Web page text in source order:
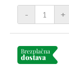
+
-
Brezplačna
dostava